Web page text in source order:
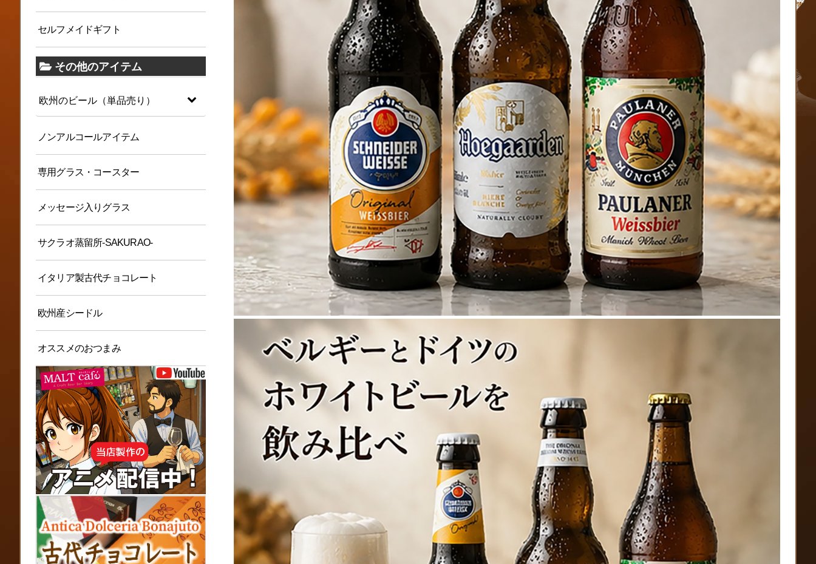
セルフメイドギフト
その他のアイテム
欧州のビール（単品売り）
ノンアルコールアイテム
専用グラス・コースター
メッセージ入りグラス
サクラオ蒸留所-SAKURAO-
イタリア製古代チョコレート
欧州産シードル
オススメのおつまみ